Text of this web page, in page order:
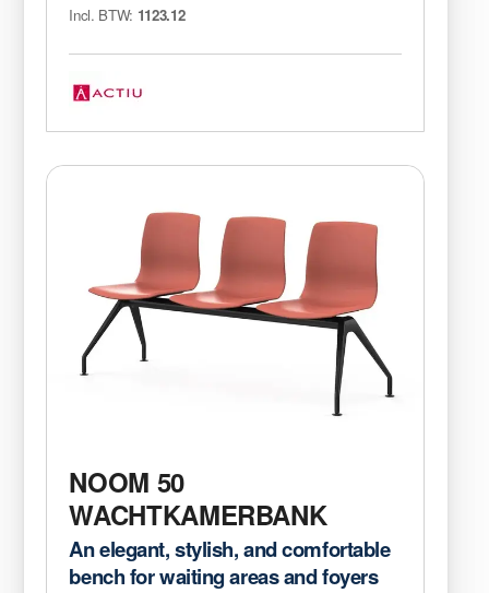
Incl. BTW: 1123.12
NOOM 50
WACHTKAMERBANK
An elegant, stylish, and comfortable
bench for waiting areas and foyers